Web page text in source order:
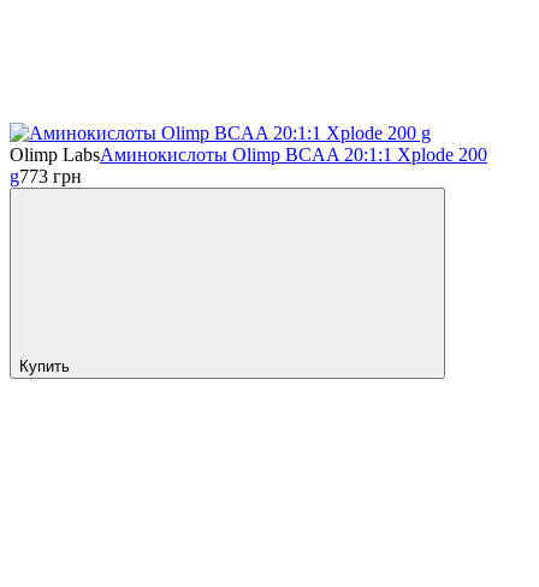
Olimp LabsАминокислоты Olimp BCAA 20:1:1 Xplode 200
g773 грн
Купить